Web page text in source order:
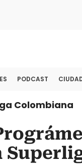
PODCAST
Colombiana